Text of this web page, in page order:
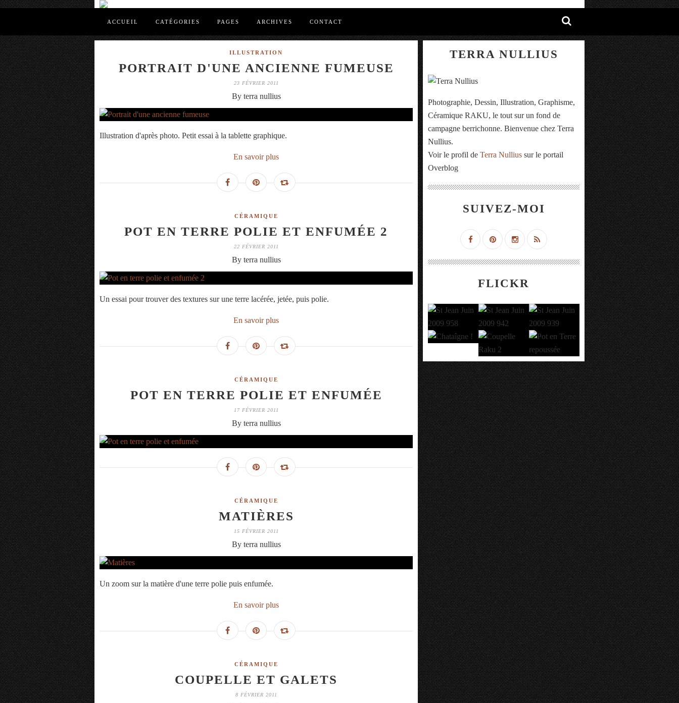
ACCUEIL CATÉGORIES PAGES ARCHIVES CONTACT
ILLUSTRATION
PORTRAIT D'UNE ANCIENNE FUMEUSE
23 FÉVRIER 2011
By terra nullius
Illustration d'après photo. Petit essai à la tablette graphique.
En savoir plus
CÉRAMIQUE
POT EN TERRE POLIE ET ENFUMÉE 2
22 FÉVRIER 2011
By terra nullius
Un essai pour trouver des textures sur une terre lacérée, jetée, puis polie.
En savoir plus
CÉRAMIQUE
POT EN TERRE POLIE ET ENFUMÉE
17 FÉVRIER 2011
By terra nullius
CÉRAMIQUE
MATIÈRES
15 FÉVRIER 2011
By terra nullius
Un zoom sur la matière d'une terre polie puis enfumée.
En savoir plus
CÉRAMIQUE
COUPELLE ET GALETS
8 FÉVRIER 2011
TERRA NULLIUS
Photographie, Dessin, Illustration, Graphisme,
Céramique RAKU, le tout sur un fond de
campagne berrichonne. Bienvenue chez Terra
Nullius.
Voir le profil de Terra Nullius sur le portail
Overblog
SUIVEZ-MOI
FLICKR